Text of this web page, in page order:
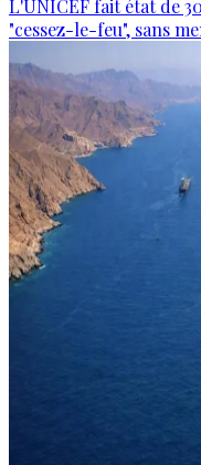
L'UNICEF fait état de
"cessez-le-feu", sans